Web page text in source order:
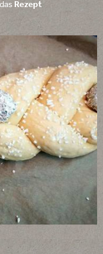
Rezept